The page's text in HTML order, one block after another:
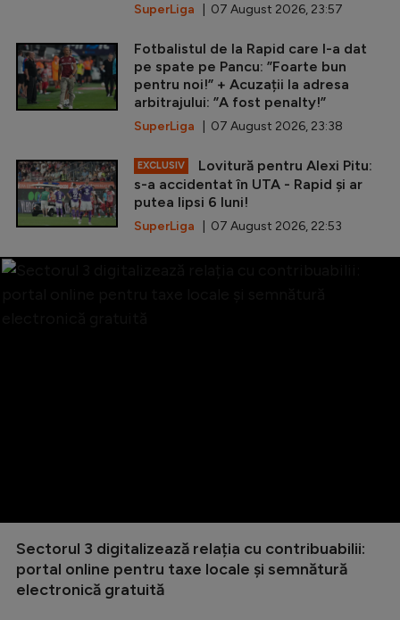
SuperLiga | 07 August 2026, 23:57
Fotbalistul de la Rapid care l-a dat
pe spate pe Pancu: ”Foarte bun
pentru noi!” + Acuzații la adresa
arbitrajului: ”A fost penalty!”
SuperLiga | 07 August 2026, 23:38
EXCLUSIV
Lovitură pentru Alexi Pitu:
s-a accidentat în UTA - Rapid și ar
putea lipsi 6 luni!
SuperLiga | 07 August 2026, 22:53
Sectorul 3 digitalizează relația cu contribuabilii:
portal online pentru taxe locale și semnătură
electronică gratuită